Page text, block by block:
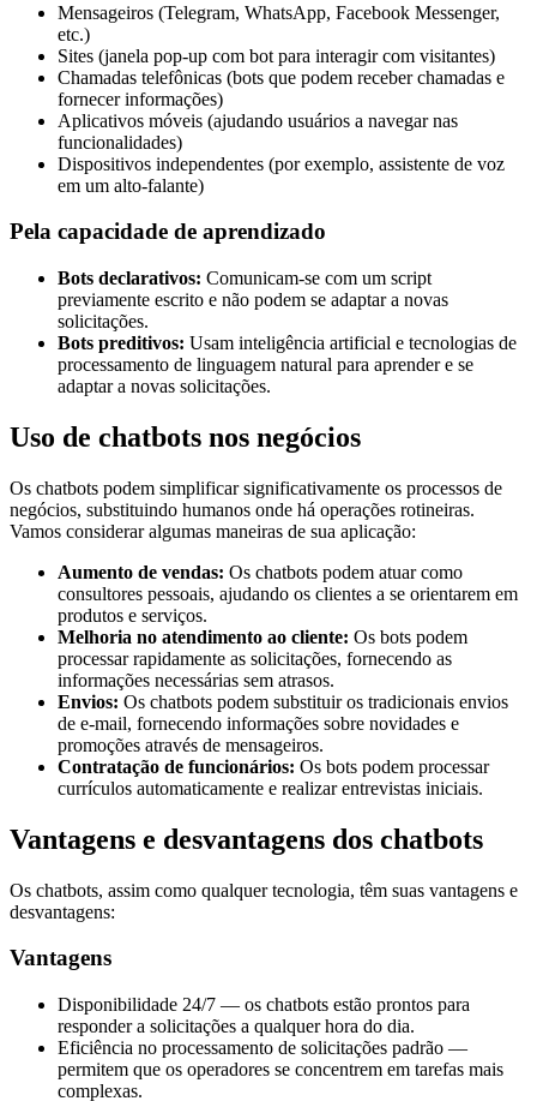
Mensageiros (Telegram, WhatsApp, Facebook Messenger,
etc.)
Sites (janela pop-up com bot para interagir com visitantes)
Chamadas telefônicas (bots que podem receber chamadas e
fornecer informações)
Aplicativos móveis (ajudando usuários a navegar nas
funcionalidades)
Dispositivos independentes (por exemplo, assistente de voz
em um alto-falante)
Pela capacidade de aprendizado
Bots declarativos: Comunicam-se com um script
previamente escrito e não podem se adaptar a novas
solicitações.
Bots preditivos: Usam inteligência artificial e tecnologias de
processamento de linguagem natural para aprender e se
adaptar a novas solicitações.
Uso de chatbots nos negócios
Os chatbots podem simplificar significativamente os processos de
negócios, substituindo humanos onde há operações rotineiras.
Vamos considerar algumas maneiras de sua aplicação:
Aumento de vendas: Os chatbots podem atuar como
consultores pessoais, ajudando os clientes a se orientarem em
produtos e serviços.
Melhoria no atendimento ao cliente: Os bots podem
processar rapidamente as solicitações, fornecendo as
informações necessárias sem atrasos.
Envios: Os chatbots podem substituir os tradicionais envios
de e-mail, fornecendo informações sobre novidades e
promoções através de mensageiros.
Contratação de funcionários: Os bots podem processar
currículos automaticamente e realizar entrevistas iniciais.
Vantagens e desvantagens dos chatbots
Os chatbots, assim como qualquer tecnologia, têm suas vantagens e
desvantagens:
Vantagens
Disponibilidade 24/7 — os chatbots estão prontos para
responder a solicitações a qualquer hora do dia.
Eficiência no processamento de solicitações padrão —
permitem que os operadores se concentrem em tarefas mais
complexas.